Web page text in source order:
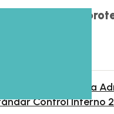
contenido está
de Colombia en la
Control Interno